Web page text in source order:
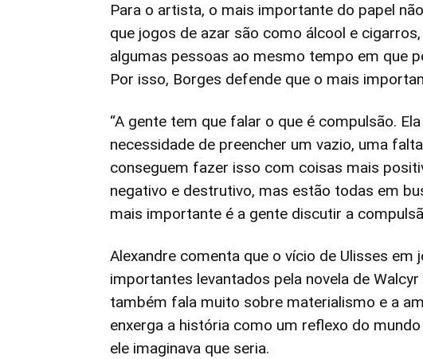
Para o artista, o mais importante do papel
que jogos de azar são como álcool e
algumas pessoas ao mesmo tempo em que
Por isso, Borges defende que o mais
“A gente tem que falar o que é compulsão.
necessidade de preencher um vazio, uma
conseguem fazer isso com coisas mais
negativo e destrutivo, mas estão todas em
mais importante é a gente discutir a
Alexandre comenta que o vício de Ulisses
importantes levantados pela novela de
também fala muito sobre materialismo e a
enxerga a história como um reflexo do
ele imaginava que seria.